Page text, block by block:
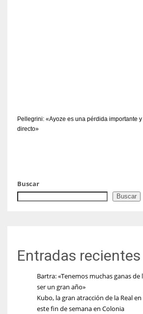
Pellegrini: «Ayoze es una pérdida importante y
directo»
Buscar
Buscar
Entradas recientes
Bartra: «Tenemos muchas ganas
ser un gran año»
Kubo, la gran atracción de la Real
este fin de semana en Colonia